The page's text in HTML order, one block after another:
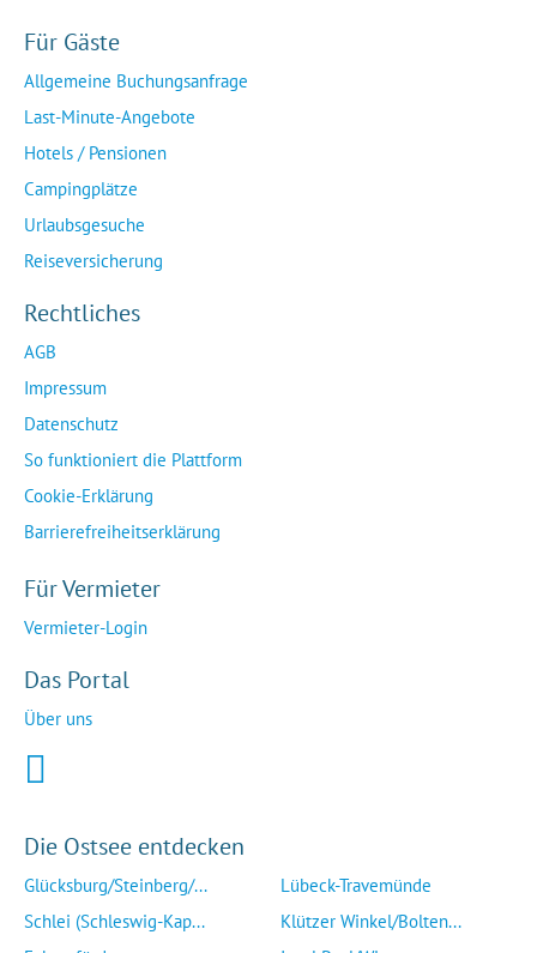
Für Gäste
Allgemeine Buchungsanfrage
Last-Minute-Angebote
Hotels / Pensionen
Campingplätze
Urlaubsgesuche
Reiseversicherung
Rechtliches
AGB
Impressum
Datenschutz
So funktioniert die Plattform
Cookie-Erklärung
Barrierefreiheitserklärung
Für Vermieter
Vermieter-Login
Das Portal
Über uns
Die Ostsee entdecken
Glücksburg/Steinberg/...
Schlei (Schleswig-Kap...
Lübeck-Travemünde
Klützer Winkel/Bolten...